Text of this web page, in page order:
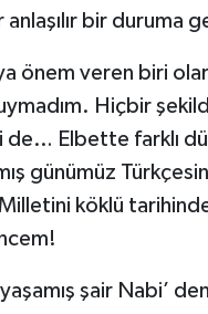
bir duruma
önem veren biri
Hiçbir
Elbette farklı
günümüz
köklü
şair Nabi’